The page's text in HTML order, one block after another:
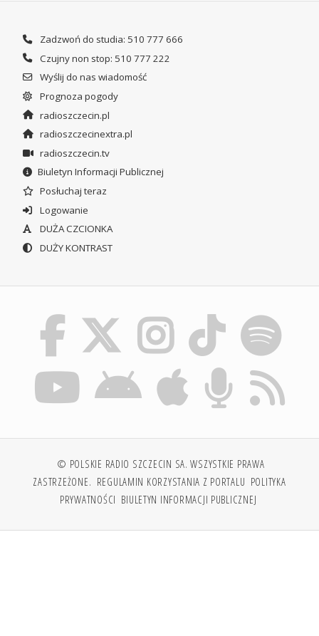
Zadzwoń do studia: 510 777 666
Czujny non stop: 510 777 222
Wyślij do nas wiadomość
Prognoza pogody
radioszczecin.pl
radioszczecinextra.pl
radioszczecin.tv
Biuletyn Informacji Publicznej
Posłuchaj teraz
Logowanie
DUŻA CZCIONKA
DUŻY KONTRAST
© POLSKIE RADIO SZCZECIN SA. WSZYSTKIE PRAWA
ZASTRZEŻONE. REGULAMIN KORZYSTANIA Z PORTALU POLITYKA
PRYWATNOŚCI BIULETYN INFORMACJI PUBLICZNEJ